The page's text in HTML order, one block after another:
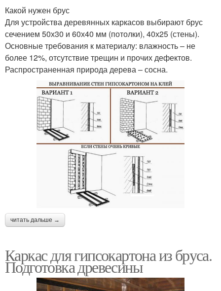
Какой нужен брус
Для устройства деревянных каркасов выбирают брус
сечением 50х30 и 60х40 мм (потолки), 40х25 (стены).
Основные требования к материалу: влажность – не
более 12%, отсутствие трещин и прочих дефектов.
Распространенная природа дерева – сосна.
читать дальше →
Каркас для гипсокартона из бруса.
Подготовка древесины